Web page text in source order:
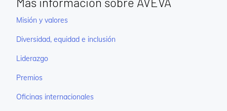
Misión y valores
Diversidad, equidad e inclusión
Liderazgo
Premios
Oficinas internacionales